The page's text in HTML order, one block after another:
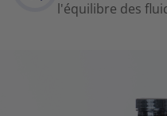
l'équilibre des